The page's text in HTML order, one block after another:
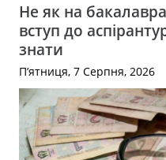
Не як на
вступ до
знати
П’ятниця, 7 Серпня, 2026